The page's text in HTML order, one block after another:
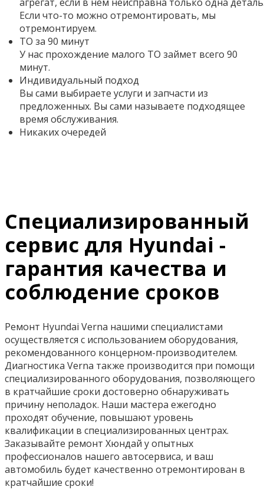
Если что-то можно отремонтировать, мы
отремонтируем.
ТО за 90 минут
У нас прохождение малого ТО займет всего 90
минут.
Индивидуальный подход
Вы сами выбираете услуги и запчасти из
предложенных. Вы сами называете подходящее
время обслуживания.
Никаких очередей
Специализированный
сервис для Hyundai -
гарантия качества и
соблюдение сроков
Ремонт Hyundai Verna нашими специалистами
осуществляется с использованием оборудования,
рекомендованного концерном-производителем.
Диагностика Verna также производится при помощи
специализированного оборудования, позволяющего
в кратчайшие сроки достоверно обнаруживать
причину неполадок. Наши мастера ежегодно
проходят обучение, повышают уровень
квалификации в специализированных центрах.
Заказывайте ремонт Хюндай у опытных
профессионалов нашего автосервиса, и ваш
автомобиль будет качественно отремонтирован в
кратчайшие сроки!